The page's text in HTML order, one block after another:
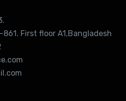
First floor A1,Bangladesh